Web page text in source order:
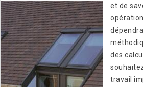
et de
des
travail